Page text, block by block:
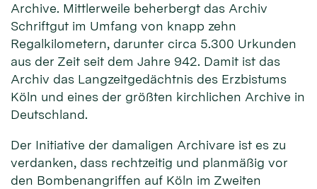
Archive. Mittlerweile beherbergt das Archiv
Schriftgut im Umfang von knapp zehn
Regalkilometern, darunter circa 5.300 Urkunden
aus der Zeit seit dem Jahre 942. Damit ist das
Archiv das Langzeitgedächtnis des Erzbistums
Köln und eines der größten kirchlichen Archive in
Deutschland.
Der Initiative der damaligen Archivare ist es zu
verdanken, dass rechtzeitig und planmäßig vor
den Bombenangriffen auf Köln im Zweiten